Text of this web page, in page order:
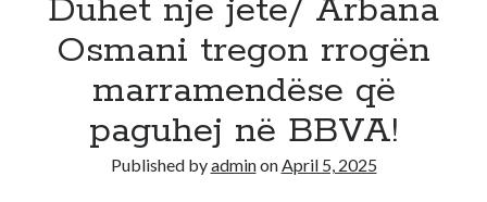
Duhet nje jete/ Arbana
Osmani tregon rrogën
marramendëse që
paguhej në BBVA!
Published byadminonApril 5, 2025